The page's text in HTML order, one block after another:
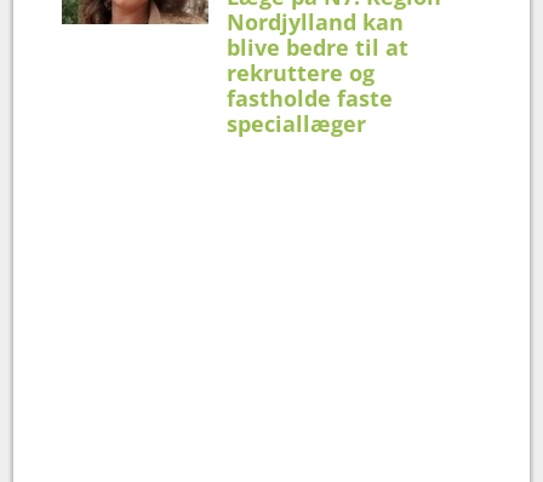
Nordjylland kan
blive bedre til at
rekruttere og
fastholde faste
speciallæger